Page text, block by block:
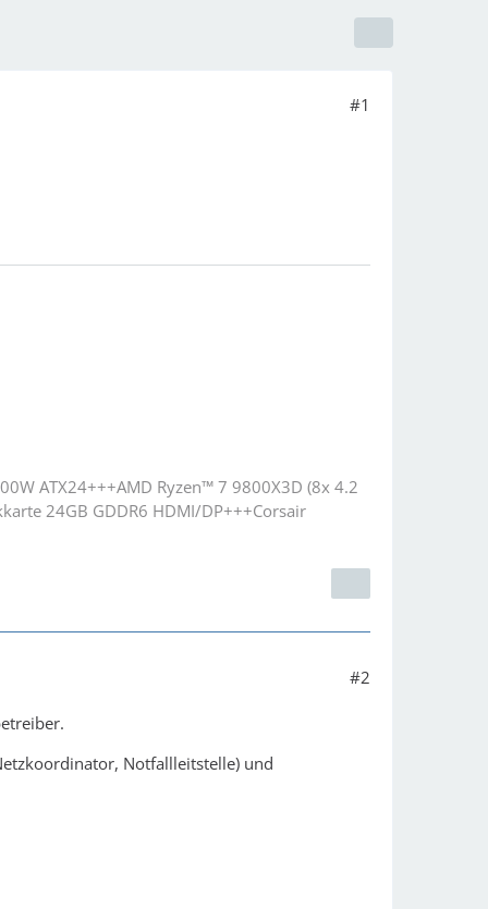
#1
ATX24+++AMD Ryzen™ 7 9800X3D (8x 4.2
24GB GDDR6 HDMI/DP+++Corsair
#2
Notfallleitstelle) und